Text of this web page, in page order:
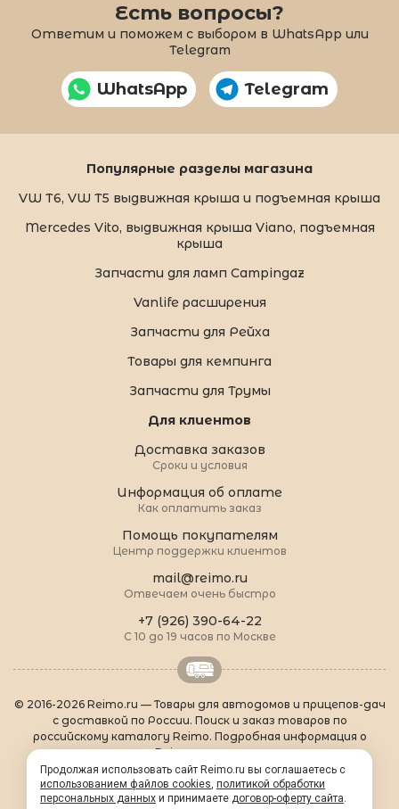
Есть вопросы?
Ответим и поможем с выбором в WhatsApp или
Telegram
WhatsApp Telegram
Популярные разделы магазина
VW T6, VW T5 выдвижная крыша и подъемная крыша
Mercedes Vito, выдвижная крыша Viano, подъемная
крыша
Запчасти для ламп Campingaz
Vanlife расширения
Запчасти для Рейха
Товары для кемпинга
Запчасти для Трумы
Для клиентов
Доставка заказов
Сроки и условия
Информация об оплате
Как оплатить заказ
Помощь покупателям
Центр поддержки клиентов
mail@reimo.ru
Отвечаем очень быстро
+7 (926) 390-64-22
С 10 до 19 часов по Москве
© 2016-2026 Reimo.ru — Товары для автодомов и прицепов-дач
с доставкой по России. Поиск и заказ товаров по
российскому каталогу Reimo. Подробная информация о
товарах Reimo на русском языке.
О Reimo
| Популярные товары | Формальности
Контакты
| sitemap.xml
Продолжая использовать сайт Reimo.ru вы соглашаетесь с
использованием файлов cookies, политикой обработки
персональных данных и принимаете договор-оферту сайта.